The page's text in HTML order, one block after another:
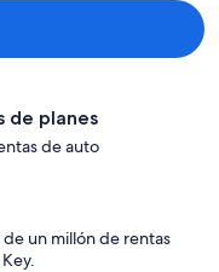
de planes
de auto
de un millón de rentas